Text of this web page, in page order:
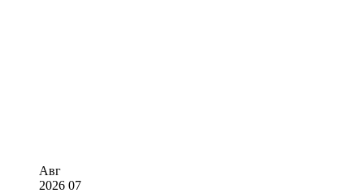
Авг
2026 07